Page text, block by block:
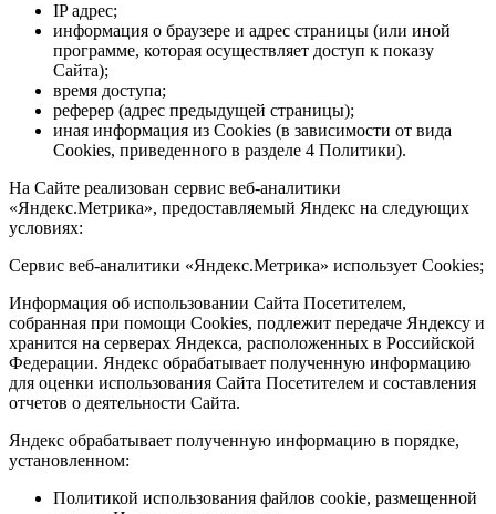
IP адрес;
информация о браузере и адрес страницы (или иной
программе, которая осуществляет доступ к показу
Сайта);
время доступа;
реферер (адрес предыдущей страницы);
иная информация из Cookies (в зависимости от вида
Cookies, приведенного в разделе 4 Политики).
На Сайте реализован сервис веб-аналитики
«Яндекс.Метрика», предоставляемый Яндекс на следующих
условиях:
Сервис веб-аналитики «Яндекс.Метрика» использует Cookies;
Информация об использовании Сайта Посетителем,
собранная при помощи Cookies, подлежит передаче Яндексу и
хранится на серверах Яндекса, расположенных в Российской
Федерации. Яндекс обрабатывает полученную информацию
для оценки использования Сайта Посетителем и составления
отчетов о деятельности Сайта.
Яндекс обрабатывает полученную информацию в порядке,
установленном:
Политикой использования файлов cookie, размещенной